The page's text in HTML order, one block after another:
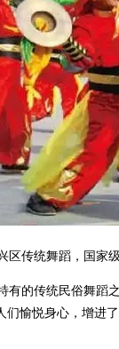
区传统舞蹈，国家
有的传统民俗舞蹈
们愉悦身心，增进